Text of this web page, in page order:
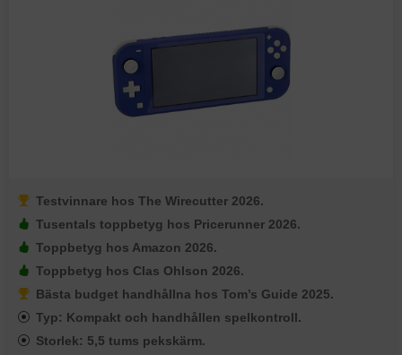
Testvinnare hos The Wirecutter 2026.
Tusentals toppbetyg hos Pricerunner 2026.
Toppbetyg hos Amazon 2026.
Toppbetyg hos Clas Ohlson 2026.
Bästa budget handhållna hos Tom’s Guide 2025.
Typ: Kompakt och handhållen spelkontroll.
Storlek: 5,5 tums pekskärm.